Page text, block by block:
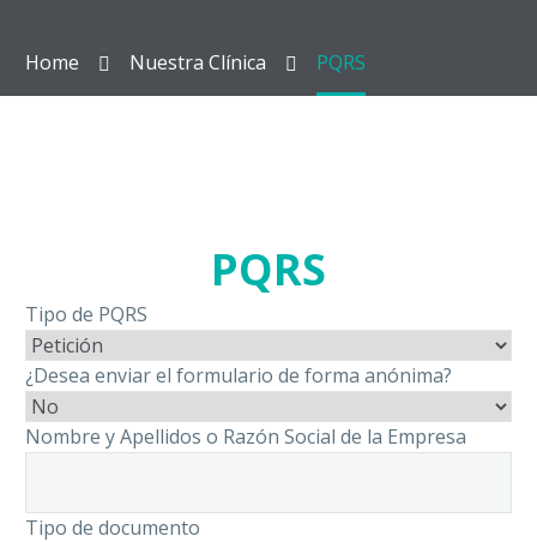
Home Nuestra Clínica PQRS
PQRS
Tipo de PQRS
¿Desea enviar el formulario de forma anónima?
Nombre y Apellidos o Razón Social de la Empresa
Tipo de documento